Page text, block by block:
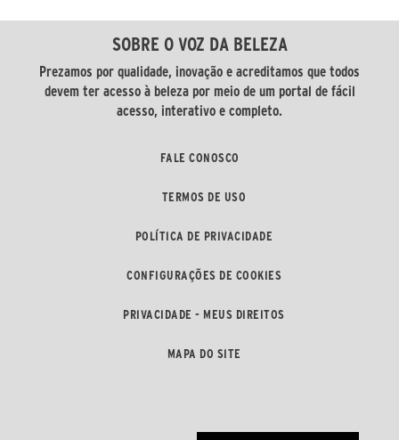
SOBRE O VOZ DA BELEZA
Prezamos por qualidade, inovação e acreditamos que todos
devem ter acesso à beleza por meio de um portal de fácil
acesso, interativo e completo.
FALE CONOSCO
TERMOS DE USO
POLÍTICA DE PRIVACIDADE
CONFIGURAÇÕES DE COOKIES
PRIVACIDADE - MEUS DIREITOS
MAPA DO SITE